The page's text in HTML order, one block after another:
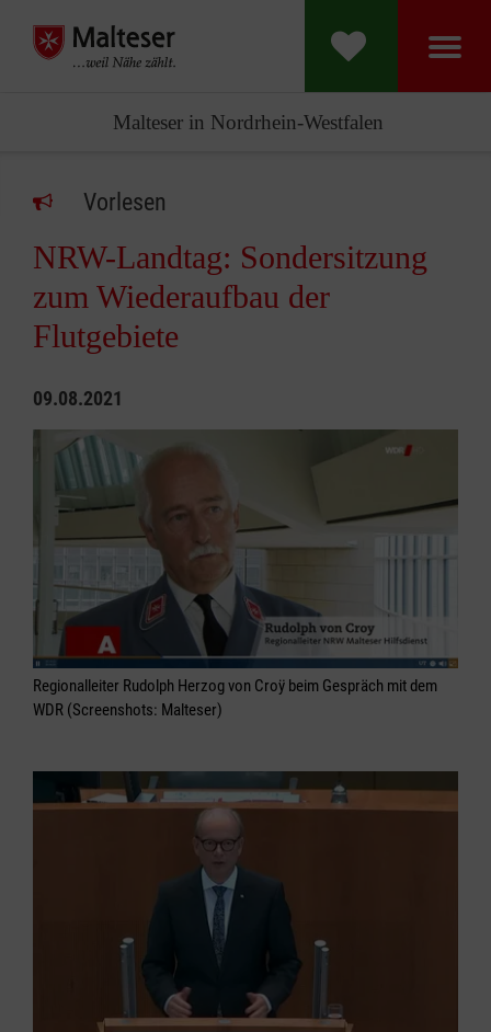
Malteser in Nordrhein-Westfalen
Vorlesen
NRW-Landtag: Sondersitzung
zum Wiederaufbau der
Flutgebiete
09.08.2021
Regionalleiter Rudolph Herzog von Croÿ beim Gespräch mit dem
WDR (Screenshots: Malteser)